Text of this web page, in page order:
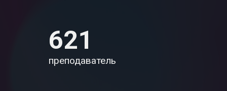
621
преподаватель